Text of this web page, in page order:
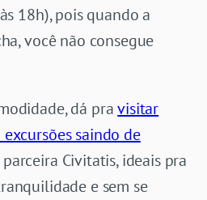
18h), pois quando a
você não consegue
dá pravisitar
saindo de
parceira Civitatis, ideais pra
e sem se